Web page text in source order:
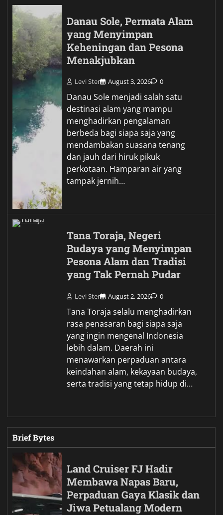
Danau Sole, Permata Alam
yang Menyimpan
Keheningan dan Pesona
Menakjubkan
Levi Ster August 3, 2026 0
Danau Sole menjadi salah satu
destinasi alam yang mampu
menghadirkan pengalaman
berbeda bagi siapa saja yang
mendambakan suasana tenang
dan jauh dari hiruk pikuk
perkotaan. Hamparan air yang
tampak jernih…
Tana Toraja, Negeri
Budaya yang Menyimpan
Pesona Alam dan Tradisi
yang Tak Pernah Pudar
Levi Ster August 2, 2026 0
Tana Toraja selalu menghadirkan
rasa penasaran bagi siapa saja
yang ingin mengenal Indonesia
lebih dalam. Daerah ini
menawarkan perpaduan antara
keindahan alam, kekayaan budaya,
serta tradisi yang tetap hidup di…
Brief Bytes
Land Cruiser FJ Hadir
Membawa Napas Baru,
Perpaduan Gaya Klasik dan
Jiwa Petualang Modern